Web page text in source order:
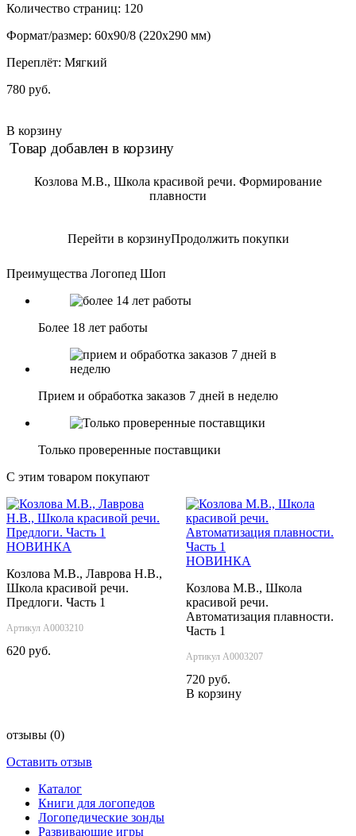
Количество страниц: 120
Формат/размер: 60x90/8 (220x290 мм)
Переплёт: Мягкий
780 руб.
В корзину
Товар добавлен в корзину
Козлова М.В., Школа красивой речи. Формирование
плавности
Перейти в корзинуПродолжить покупки
Преимущества Логопед Шоп
Более 18 лет работы
Прием и обработка заказов 7 дней в неделю
Только проверенные поставщики
С этим товаром покупают
НОВИНКА
Козлова М.В., Лаврова Н.В.,
Школа красивой речи.
Предлоги. Часть 1
Артикул А0003210
620 руб.
НОВИНКА
Козлова М.В., Школа
красивой речи.
Автоматизация плавности.
Часть 1
Артикул А0003207
720 руб.
В корзину
отзывы (0)
Оставить отзыв
Каталог
Книги для логопедов
Логопедические зонды
Развивающие игры